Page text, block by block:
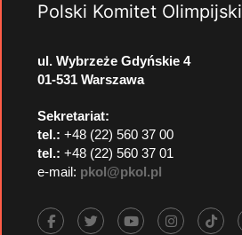
Polski Komitet Olimpijski
ul. Wybrzeże Gdyńskie 4
01-531 Warszawa
Sekretariat:
tel.: +48 (22) 560 37 00
tel.: +48 (22) 560 37 01
e-mail: pkol@pkol.pl